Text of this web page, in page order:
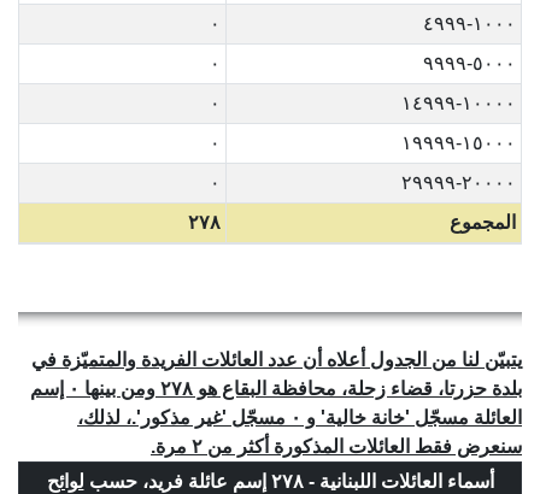
١٠٠٠-٤٩٩٩
٠
٥٠٠٠-٩٩٩٩
٠
١٠٠٠٠-١٤٩٩٩
٠
١٥٠٠٠-١٩٩٩٩
٠
٢٠٠٠٠-٢٩٩٩٩
٠
المجموع
٢٧٨
يتبيّن لنا من الجدول أعلاه أن عدد العائلات الفريدة والمتميّزة في
بلدة حزرتا، قضاء زحلة، محافظة البقاع هو ٢٧٨ ومن بينها ٠ إسم
العائلة مسجّل 'خانة خالية' و ٠ مسجّل 'غير مذكور'.، لذلك،
سنعرض فقط العائلات المذكورة أكثر من ٢ مرة.
أسماء العائلات اللبنانية - ٢٧٨ إسم عائلة فريد، حسب
لوائح